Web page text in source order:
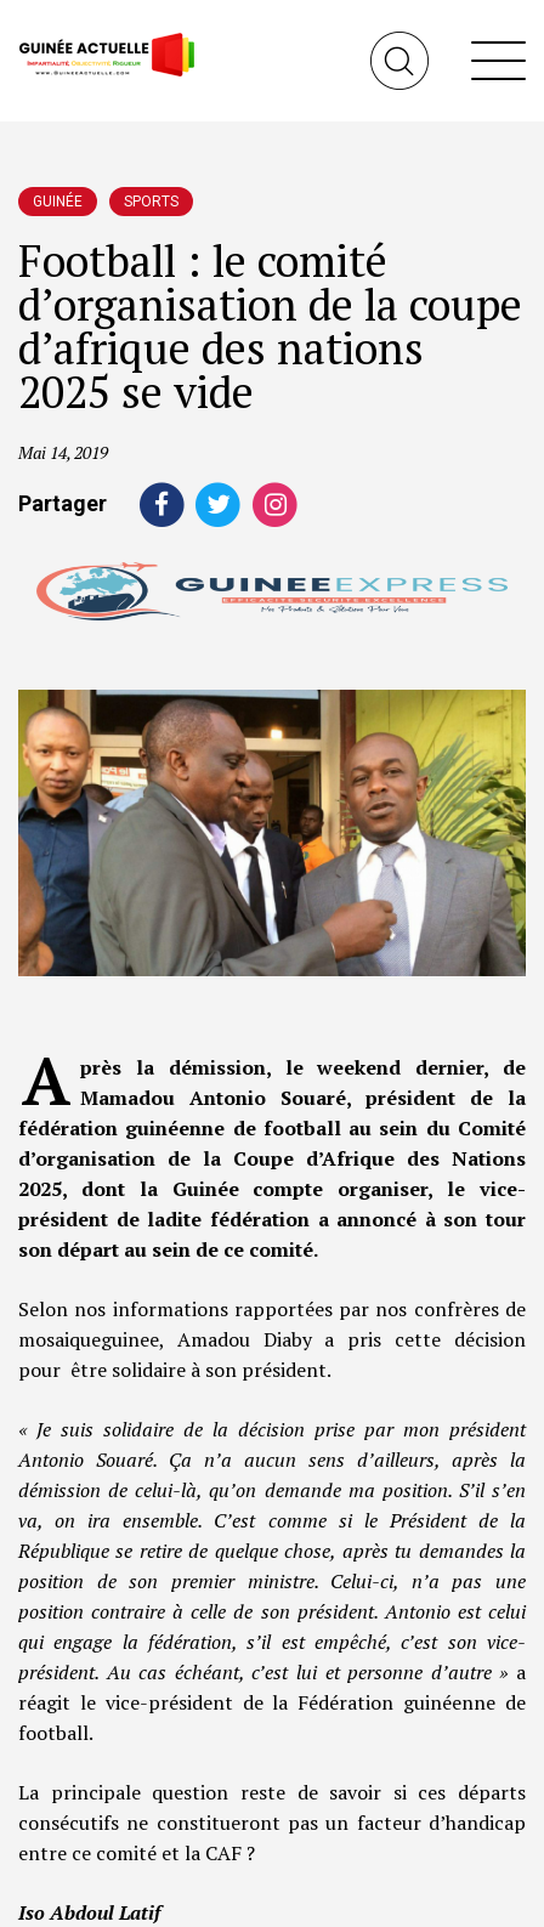
GUINÉE SPORTS
Football : le comité
d’organisation de la coupe
d’afrique des nations
2025 se vide
Mai 14, 2019
Partager
A près la démission, le weekend dernier, de
Mamadou Antonio Souaré, président de la
fédération guinéenne de football au sein du Comité
d’organisation de la Coupe d’Afrique des Nations
2025, dont la Guinée compte organiser, le vice-
président de ladite fédération a annoncé à son tour
son départ au sein de ce comité.
Selon nos informations rapportées par nos confrères de
mosaiqueguinee, Amadou Diaby a pris cette décision
pour être solidaire à son président.
« Je suis solidaire de la décision prise par mon président
Antonio Souaré. Ça n’a aucun sens d’ailleurs, après la
démission de celui-là, qu’on demande ma position. S’il s’en
va, on ira ensemble. C’est comme si le Président de la
République se retire de quelque chose, après tu demandes la
position de son premier ministre. Celui-ci, n’a pas une
position contraire à celle de son président. Antonio est celui
qui engage la fédération, s’il est empêché, c’est son vice-
président. Au cas échéant, c’est lui et personne d’autre » a
réagit le vice-président de la Fédération guinéenne de
football.
La principale question reste de savoir si ces départs
consécutifs ne constitueront pas un facteur d’handicap
entre ce comité et la CAF ?
Iso Abdoul Latif